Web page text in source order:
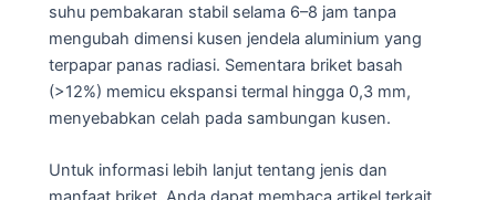
suhu pembakaran stabil selama 6–8 jam tanpa
mengubah dimensi kusen jendela aluminium yang
terpapar panas radiasi. Sementara briket basah
(>12%) memicu ekspansi termal hingga 0,3 mm,
menyebabkan celah pada sambungan kusen.
Untuk informasi lebih lanjut tentang jenis dan